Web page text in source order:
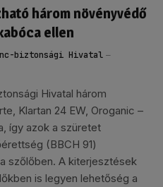
három növényvédő
ellen
biztonsági Hivatal
Hivatal három
Klartan 24 EW, Oroganic –
így azok a szüretet
(BBCH 91)
szőlőben. A kiterjesztések
is legyen lehetőség a